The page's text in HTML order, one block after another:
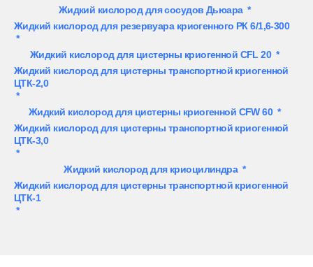
Жидкий кислород для сосудов Дьюара*
Жидкий кислород для резервуара криогенного РК 6/1,6-300
*
Жидкий кислород для цистерны криогенной CFL 20*
Жидкий кислород для цистерны транспортной криогенной
ЦТК-2,0
*
Жидкий кислород для цистерны криогенной CFW 60*
Жидкий кислород для цистерны транспортной криогенной
ЦТК-3,0
*
Жидкий кислород для криоцилиндра*
Жидкий кислород для цистерны транспортной криогенной
ЦТК-1
*